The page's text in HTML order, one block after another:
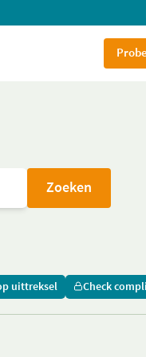
Zoeken
uittreksel Check